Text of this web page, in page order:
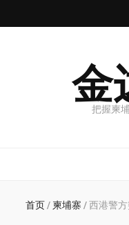
金
把握柬
首页/ 柬埔寨 /西港警